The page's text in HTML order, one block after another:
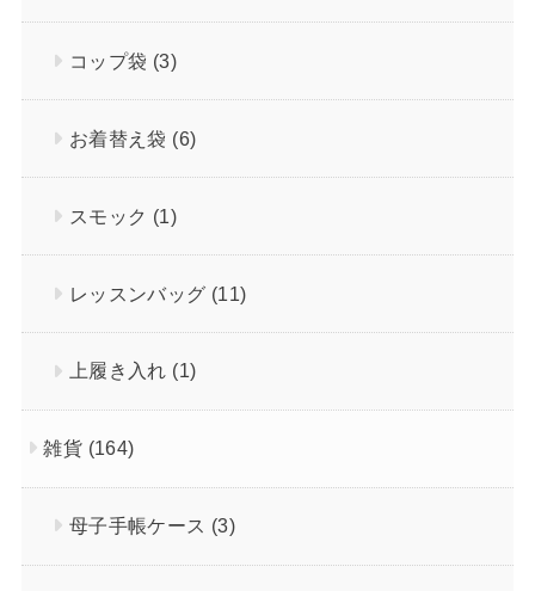
コップ袋 (3)
お着替え袋 (6)
スモック (1)
レッスンバッグ (11)
上履き入れ (1)
雑貨 (164)
母子手帳ケース (3)